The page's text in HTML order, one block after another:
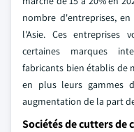
nombre d'entreprises,
l'Asie. Ces entreprises
certaines marques
fabricants bien établis de
en plus leurs gammes
augmentation de la part
Sociétés de cutters de